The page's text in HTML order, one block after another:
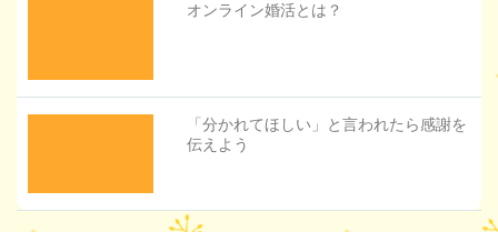
オンライン婚活とは？
「分かれてほしい」と言われたら感謝を
伝えよう